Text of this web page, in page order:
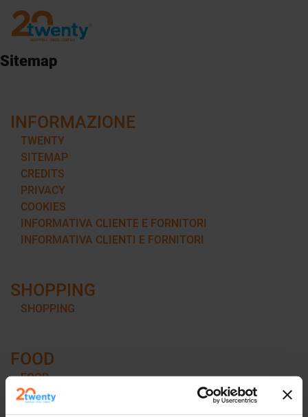
Sitemap
INFORMAZIONE
TWENTY
SITEMAP
CREDITS
PRIVACY
COOKIES
INFORMATIVA CLIENTE E FORNITORI
INFORMATIVA CLIENTI E FORNITORI
SHOPPING
SHOPPING
FOOD
FOOD